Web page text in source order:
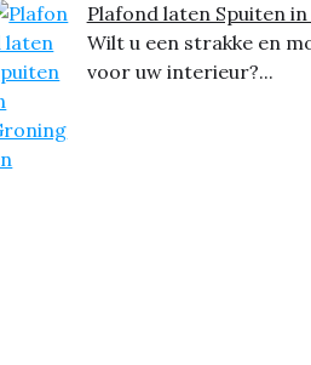
Plafond laten Spuiten
Wilt u een strakke en
voor uw interieur?...